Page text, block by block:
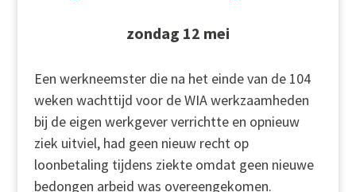
zondag 12 mei
Een werkneemster die na het einde van de 104
weken wachttijd voor de WIA werkzaamheden
bij de eigen werkgever verrichtte en opnieuw
ziek uitviel, had geen nieuw recht op
loonbetaling tijdens ziekte omdat geen nieuwe
bedongen arbeid was overeengekomen.